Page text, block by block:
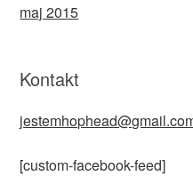
maj 2015
Kontakt
[custom-facebook-feed]